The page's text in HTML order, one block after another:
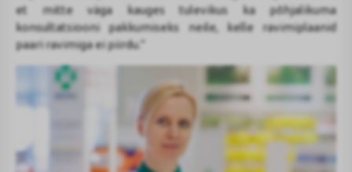
et mitte väga kauges tulevikus ka põhjalikuma
konsultatsiooni pakkumiseks neile, kelle ravimiplaanid
paari ravimiga ei piirdu.”